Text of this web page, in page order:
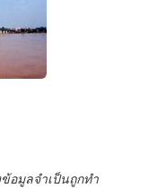
อมูลจำเป็นถูกทำ